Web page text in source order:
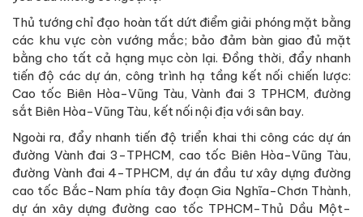
Thủ tướng chỉ đạo hoàn tất dứt điểm giải phóng mặt bằng
các khu vực còn vướng mắc; bảo đảm bàn giao đủ mặt
bằng cho tất cả hạng mục còn lại. Đồng thời, đẩy nhanh
tiến độ các dự án, công trình hạ tầng kết nối chiến lược:
Cao tốc Biên Hòa-Vũng Tàu, Vành đai 3 TPHCM, đường
sắt Biên Hòa-Vũng Tàu, kết nối nội địa với sân bay.
Ngoài ra, đẩy nhanh tiến độ triển khai thi công các dự án
đường Vành đai 3-TPHCM, cao tốc Biên Hòa-Vũng Tàu,
đường Vành đai 4-TPHCM, dự án đầu tư xây dựng đường
cao tốc Bắc-Nam phía tây đoạn Gia Nghĩa-Chơn Thành,
dự án xây dựng đường cao tốc TPHCM-Thủ Dầu Một-